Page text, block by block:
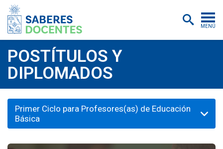
MENÚ
Cursos
Postítulos y diplomados
Asistencias educativas
Investigación
POSTÍTULOS Y
DIPLOMADOS
Primer Ciclo para Profesores(as) de Educación
Básica